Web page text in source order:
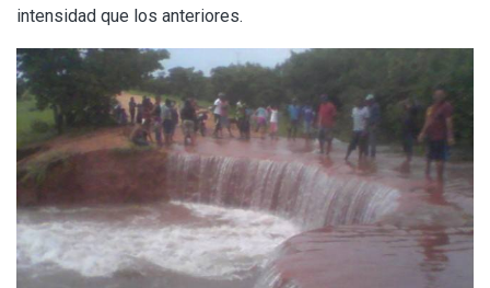
intensidad que los anteriores.